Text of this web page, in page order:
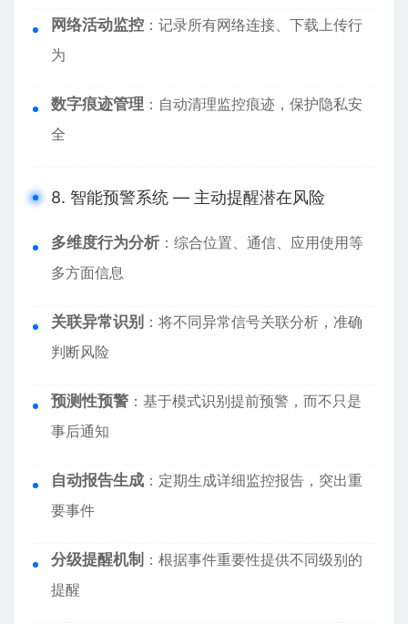
网络活动监控 ：记录所有网络连接、下载上传行
为
数字痕迹管理 ：自动清理监控痕迹，保护隐私安
全
8. 智能预警系统 — 主动提醒潜在风险
多维度行为分析 ：综合位置、通信、应用使用等
多方面信息
关联异常识别 ：将不同异常信号关联分析，准确
判断风险
预测性预警 ：基于模式识别提前预警，而不只是
事后通知
自动报告生成 ：定期生成详细监控报告，突出重
要事件
分级提醒机制 ：根据事件重要性提供不同级别的
提醒